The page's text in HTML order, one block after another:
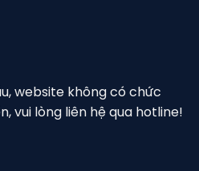
website không có chức
vui lòng liên hệ qua hotline!